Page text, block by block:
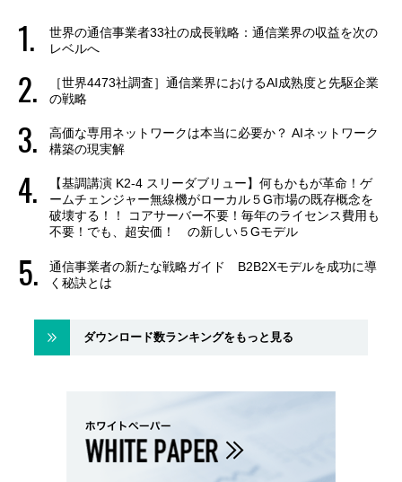
世界の通信事業者33社の成長戦略：通信業界の収益を次の
レベルへ
［世界4473社調査］通信業界におけるAI成熟度と先駆企業
の戦略
高価な専用ネットワークは本当に必要か？ AIネットワーク
構築の現実解
【基調講演 K2-4 スリーダブリュー】何もかもが革命！ゲ
ームチェンジャー無線機がローカル５G市場の既存概念を
破壊する！！ コアサーバー不要！毎年のライセンス費用も
不要！でも、超安価！ の新しい５Gモデル
通信事業者の新たな戦略ガイド B2B2Xモデルを成功に導
く秘訣とは
ダウンロード数ランキングをもっと見る